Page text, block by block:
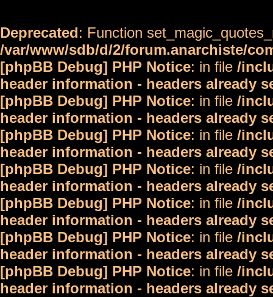
Deprecated: Function
/var/www/sdb/d/2/forum.anarchiste/
[phpBB Debug] PHP Notice: in file /
header information - headers already
[phpBB Debug] PHP Notice: in file /
header information - headers already
[phpBB Debug] PHP Notice: in file /
header information - headers already
[phpBB Debug] PHP Notice: in file /
header information - headers already
[phpBB Debug] PHP Notice: in file /
header information - headers already
[phpBB Debug] PHP Notice: in file /
header information - headers already
[phpBB Debug] PHP Notice: in file /
header information - headers already